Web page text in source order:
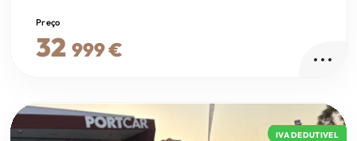
Preço
32 999 €
IVA DEDUTIVEL